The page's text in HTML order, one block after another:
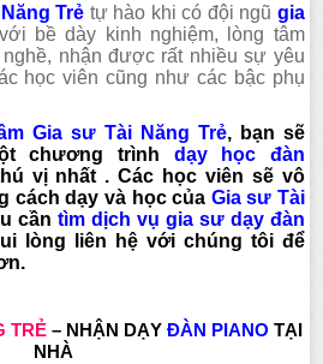
Trẻ tự hào khi có đội ngũ gia
bề dày kinh nghiệm, lòng tâm
nhận được rất nhiều sự yêu
học viên cũng như các bậc phụ
Gia sư Tài Năng Trẻ, bạn sẽ
chương trình dạy học đàn
vị nhất . Các học viên sẽ vô
cách dạy và học của Gia sư Tài
cầntìm dịch vụ gia sư dạy đàn
lòng liên hệ với chúng tôi để
TRẺ– NHẬN DẠY ĐÀN PIANOTẠI
NHÀ